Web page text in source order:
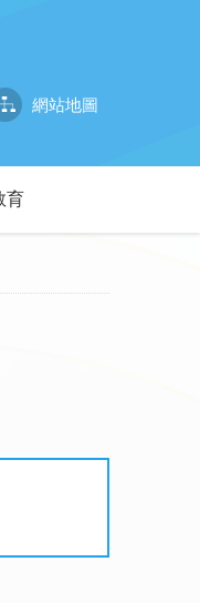
網站地圖
育